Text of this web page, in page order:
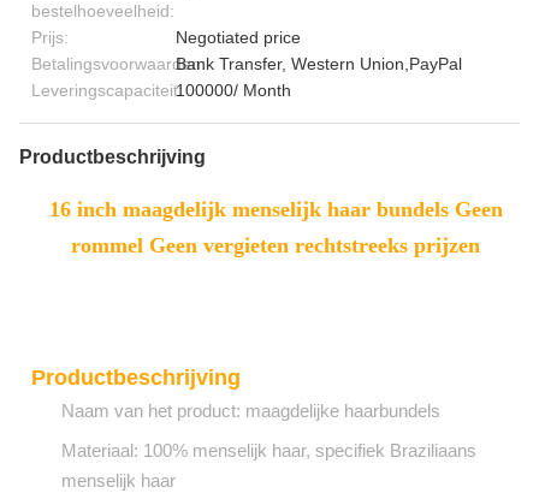
bestelhoeveelheid:
Prijs:
Negotiated price
Betalingsvoorwaarden:Bank Transfer, Western Union,PayPal
Leveringscapaciteit:100000/ Month
Productbeschrijving
16 inch maagdelijk menselijk haar bundels Geen
rommel Geen vergieten rechtstreeks prijzen
Productbeschrijving
Naam van het product: maagdelijke haarbundels
Materiaal: 100% menselijk haar, specifiek Braziliaans
menselijk haar